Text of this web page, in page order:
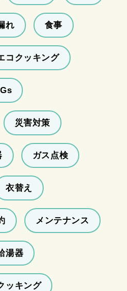
れ 食事
コクッキング
災害対策
ガス点検
衣替え
メンテナンス
湯器
ッキング